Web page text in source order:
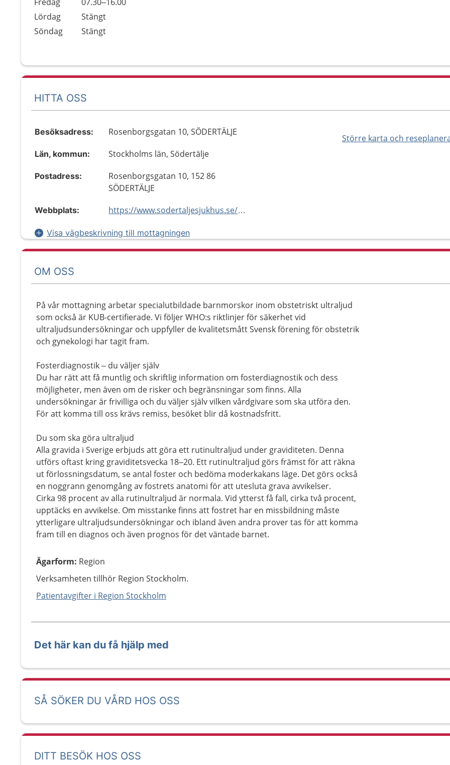
Lördag
Stängt
Söndag
Stängt
HITTA OSS
Större karta och
Besöksadress: Rosenborgsgatan 10, SÖDERTÄLJE
Län, kommun: Stockholms län, Södertälje
Postadress:
Rosenborgsgatan 10, 152 86
SÖDERTÄLJE
Webbplats: https://www.sodertaljesjukhus.se/mottagningar-och-avdelningar/bb-sodertalje/graviditet/ultraljudsmottagning/
Visa vägbeskrivning till mottagningen
OM OSS
På vår mottagning arbetar specialutbildade barnmorskor inom obstetriskt ultraljud
som också är KUB-certifierade. Vi följer WHO:s riktlinjer för säkerhet vid
ultraljudsundersökningar och uppfyller de kvalitetsmått Svensk förening för obstetrik
och gynekologi har tagit fram.
Fosterdiagnostik – du väljer själv
Du har rätt att få muntlig och skriftlig information om fosterdiagnostik och dess
möjligheter, men även om de risker och begränsningar som finns. Alla
undersökningar är frivilliga och du väljer själv vilken vårdgivare som ska utföra den.
För att komma till oss krävs remiss, besöket blir då kostnadsfritt.
Du som ska göra ultraljud
Alla gravida i Sverige erbjuds att göra ett rutinultraljud under graviditeten. Denna
utförs oftast kring graviditetsvecka 18–20. Ett rutinultraljud görs främst för att räkna
ut förlossningsdatum, se antal foster och bedöma moderkakans läge. Det görs också
en noggrann genomgång av fostrets anatomi för att utesluta grava avvikelser.
Cirka 98 procent av alla rutinultraljud är normala. Vid ytterst få fall, cirka två procent,
upptäcks en avvikelse. Om misstanke finns att fostret har en missbildning måste
ytterligare ultraljudsundersökningar och ibland även andra prover tas för att komma
fram till en diagnos och även prognos för det väntade barnet.
Ägarform: Region
Verksamheten tillhör Region Stockholm.
Patientavgifter i Region Stockholm
Det här kan du få hjälp med
SÅ SÖKER DU VÅRD HOS OSS
DITT BESÖK HOS OSS